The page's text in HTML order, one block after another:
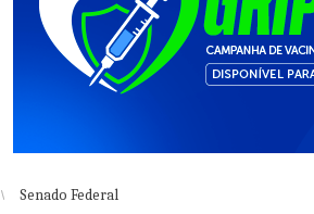
Senado Federal